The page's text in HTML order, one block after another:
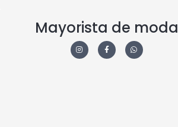
Mayorista de moda